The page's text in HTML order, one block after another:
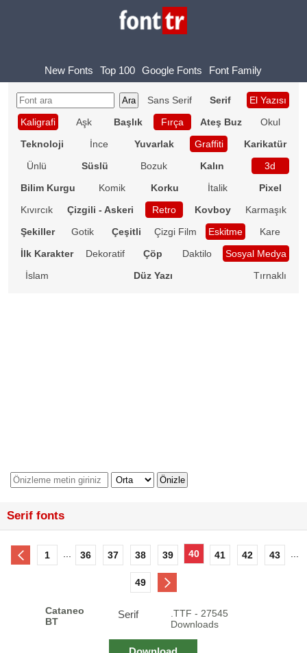
New Fonts Top 100 Google Fonts Font Family
Sans Serif Serif
El Yazısı
Kaligrafi
Aşk Başlık Fırça Ateş Buz
Okul
Teknoloji
İnce Yuvarlak Graffiti
Karikatür
Ünlü
Süslü Bozuk Kalın
3d
Bilim Kurgu
Komik Korku İtalik
Pixel
Kıvırcık
Çizgili - Askeri Retro Kovboy
Karmaşık
Şekiller
Gotik Çeşitli Çizgi Film Eskitme
Kare
İlk Karakter
Dekoratif Çöp Daktilo
Sosyal Medya
İslam
Düz Yazı Tırnaklı
Serif fonts
1 36 37 38 39 40 41 42 43
49
Cataneo
BT
Serif
.TTF - 27545
Downloads